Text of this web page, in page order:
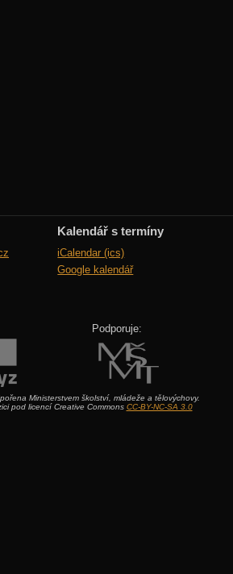
Kalendář s termíny
iCalendar (ics)
Google kalendář
Podporuje:
Ministerstvem školství, mládeže a tělovýchovy.
pod licencí Creative Commons CC-BY-NC-SA 3.0